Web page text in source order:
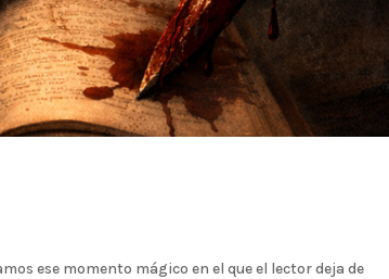
ese momento mágico en el que el lector deja de